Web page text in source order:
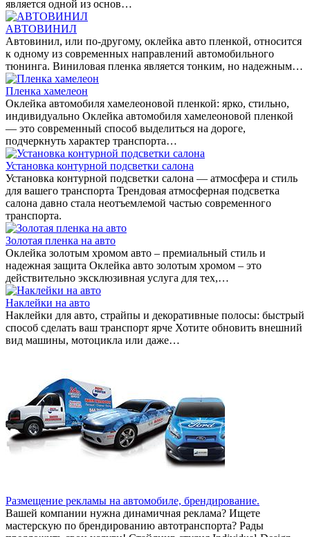
является одной из основ…
АВТОВИНИЛ
Автовинил, или по-другому, оклейка авто пленкой, относится
к одному из современных направлений автомобильного
тюнинга. Виниловая пленка является тонким, но надежным…
Пленка хамелеон
Оклейка автомобиля хамелеоновой пленкой: ярко, стильно,
индивидуально Оклейка автомобиля хамелеоновой пленкой
— это современный способ выделиться на дороге,
подчеркнуть характер транспорта…
Установка контурной подсветки салона
Установка контурной подсветки салона — атмосфера и стиль
для вашего транспорта Трендовая атмосферная подсветка
салона давно стала неотъемлемой частью современного
транспорта.
Золотая пленка на авто
Оклейка золотым хромом авто – премиальный стиль и
надежная защита Оклейка авто золотым хромом – это
действительно эксклюзивная услуга для тех,…
Наклейки на авто
Наклейки для авто, страйпы и декоративные полосы: быстрый
способ сделать ваш транспорт ярче Хотите обновить внешний
вид машины, мотоцикла или даже…
Размещение рекламы на автомобиле, брендирование.
Вашей компании нужна динамичная реклама? Ищете
мастерскую по брендированию автотранспорта? Рады